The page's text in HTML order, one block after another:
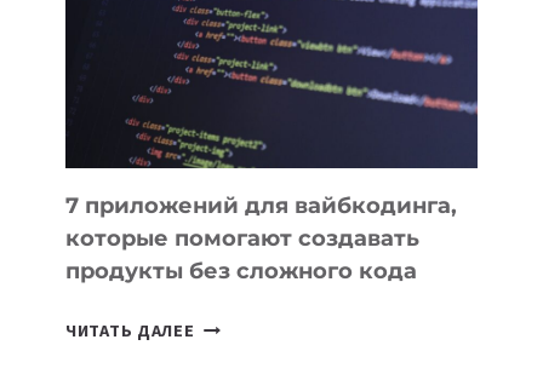
ДЛЯ
РАБОТЫ
7 приложений для вайбкодинга,
которые помогают создавать
продукты без сложного кода
ЧИТАТЬ ДАЛЕЕ